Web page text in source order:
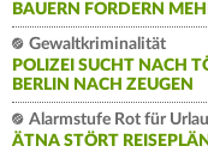
BAUERN FORDERN
Gewaltkriminalität
POLIZEI SUCHT NACH
BERLIN NACH ZEUGEN
Alarmstufe Rot für
ÄTNA STÖRT